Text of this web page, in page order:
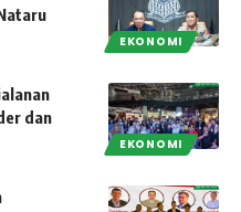
EKONOMI
EKONOMI
dan